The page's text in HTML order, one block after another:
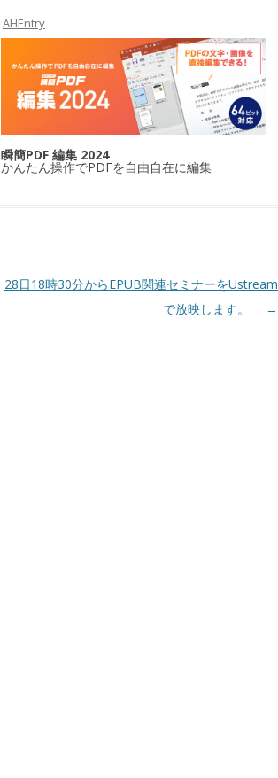
AHEntry
瞬簡PDF 編集 2024
かんたん操作でPDFを自由自在に編集
28日18時30分からEPUB関連セミナーをUstream
で放映します。
→